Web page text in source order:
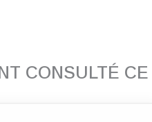
CONSULTÉ